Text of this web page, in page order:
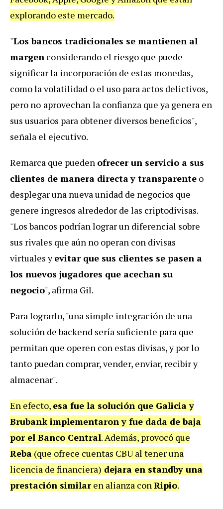
explorando este mercado.
"Los bancos tradicionales se mantienen al
margen considerando el riesgo que puede
significar la incorporación de estas monedas,
como la volatilidad o el uso para actos delictivos,
pero no aprovechan la confianza que ya genera en
sus usuarios para obtener diversos beneficios",
señala el ejecutivo.
Remarca que pueden ofrecer un servicio a sus
clientes de manera directay transparente o
desplegar una nueva unidad de negocios que
genere ingresos alrededor de las criptodivisas.
"Los bancos podrían lograr un diferencial sobre
sus rivales que aún no operan con divisas
virtuales yevitar que sus clientes se pasen a
los nuevos jugadores que acechan su
negocio", afirma Gil.
Para lograrlo, "una simple integración de una
solución de backend sería suficiente para que
permitan que operen con estas divisas, y por lo
tanto puedan comprar, vender, enviar, recibir y
almacenar".
En efecto, esa fue la solución que Galicia y
Brubank implementaron y fue dada de baja
por el Banco Central. Además, provocó que
Reba (que ofrece cuentas CBU al tener una
licencia de financiera) dejara en standby una
prestación similaren alianza conRipio.